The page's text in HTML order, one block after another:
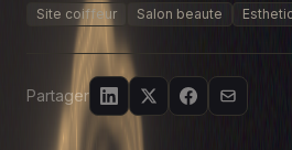
Site coiffeur Salon beaute
Partager